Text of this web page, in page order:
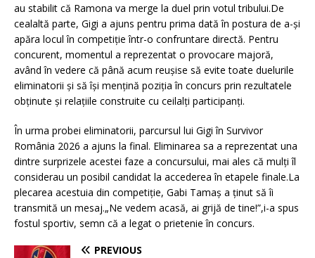
au stabilit că Ramona va merge la duel prin votul tribului.De
cealaltă parte, Gigi a ajuns pentru prima dată în postura de a-și
apăra locul în competiție într-o confruntare directă. Pentru
concurent, momentul a reprezentat o provocare majoră,
având în vedere că până acum reușise să evite toate duelurile
eliminatorii și să își mențină poziția în concurs prin rezultatele
obținute și relațiile construite cu ceilalți participanți.
În urma probei eliminatorii, parcursul lui Gigi în Survivor
România 2026 a ajuns la final. Eliminarea sa a reprezentat una
dintre surprizele acestei faze a concursului, mai ales că mulți îl
considerau un posibil candidat la accederea în etapele finale.La
plecarea acestuia din competiție, Gabi Tamaș a ținut să îi
transmită un mesaj.„Ne vedem acasă, ai grijă de tine!”,i-a spus
fostul sportiv, semn că a legat o prietenie în concurs.
PREVIOUS